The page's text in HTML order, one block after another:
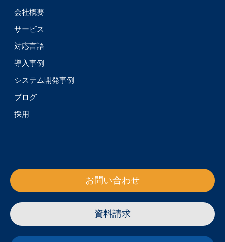
会社概要
サービス
対応言語
導入事例
システム開発事例
ブログ
採用
お問い合わせ
資料請求